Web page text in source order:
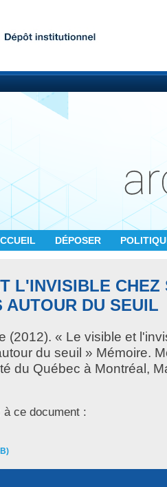
DÉPOSER
L'INVISIBLE CHEZ
AUTOUR DU SEUIL
(2012). « Le visible et
du seuil » Mémoire.
du Québec à Montréal,
ce document :